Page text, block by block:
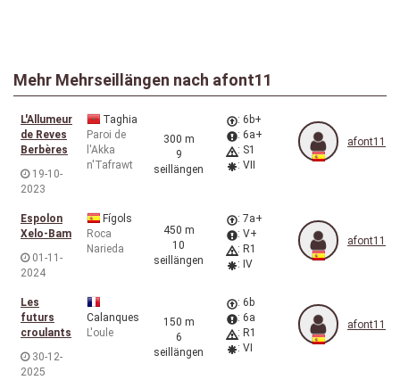
Mehr Mehrseillängen nach afont11
L'Allumeur
de Reves
Berbères
19-10-
2023
Taghia
Paroi de
l'Akka
n'Tafrawt
300 m
9
seillängen
: 6b+
: 6a+
: S1
: VII
afont11
Espolon
Xelo-Bam
01-11-
2024
Fígols
Roca
Narieda
450 m
10
seillängen
: 7a+
: V+
: R1
: IV
afont11
Les
futurs
croulants
30-12-
2025
Calanques
L'oule
150 m
6
seillängen
: 6b
: 6a
: R1
: VI
afont11